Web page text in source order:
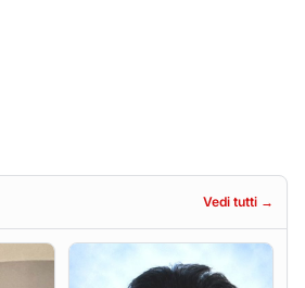
Vedi tutti →